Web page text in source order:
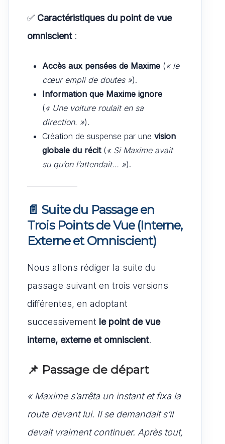
✅ Caractéristiques du point de vue
omniscient:
Accès aux pensées de Maxime (« le
cœur empli de doutes »).
Information que Maxime ignore
(« Une voiture roulait en sa
direction. »).
Création de suspense par une vision
globale du récit(« Si Maxime avait
su qu’on l’attendait… »).
📄 Suite du Passage en
Trois Points de Vue (Interne,
Externe et Omniscient)
Nous allons rédiger la suite du
passage suivant en trois versions
différentes, en adoptant
successivement le point de vue
interne, externe et omniscient.
📌 Passage de départ
« Maxime s’arrêta un instant et fixa la
route devant lui. Il se demandait s’il
devait vraiment continuer. Après tout,